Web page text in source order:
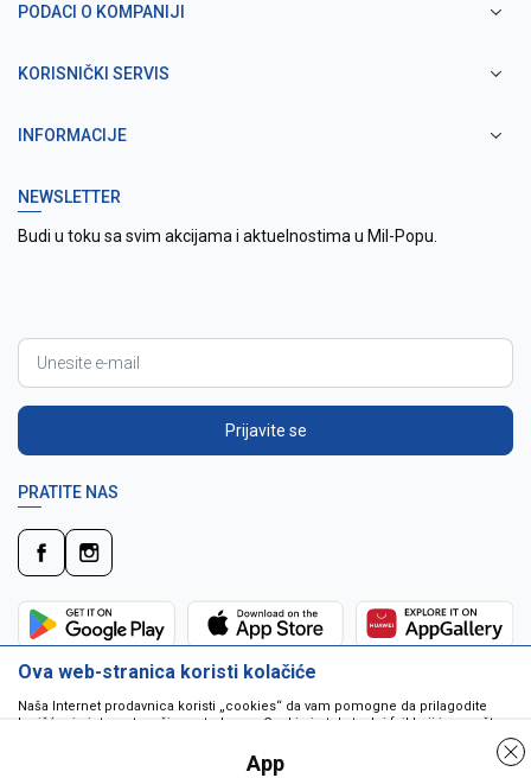
PODACI O KOMPANIJI
KORISNIČKI SERVIS
INFORMACIJE
NEWSLETTER
Budi u toku sa svim akcijama i aktuelnostima u Mil-Popu.
Prijavite se
PRATITE NAS
Ova web-stranica koristi kolačiće
Naša Internet prodavnica koristi „cookies“ da vam pomogne da prilagodite
korišćenje interneta vašim potrebama. Cookie je tekstualni fajl koji je smešten
da pokrenu program ili da isporuče virus vašem računaru. Cookie-i su
jedinstveno dodeljeni vama, i jedino mogu biti pročitani od strane web servera
App